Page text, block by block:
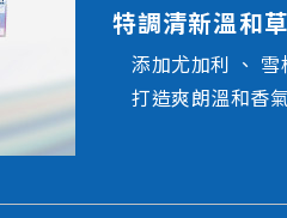
特調清新溫和
添加尤加利 、 雪
打造爽朗溫和香